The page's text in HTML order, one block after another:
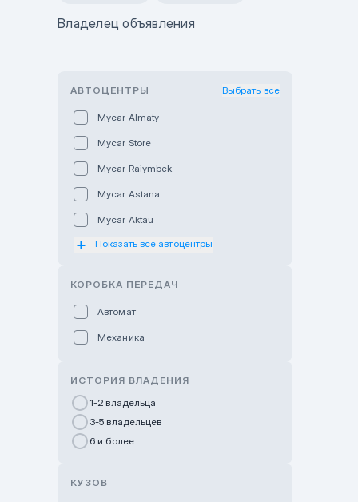
Владелец объявления
АВТОЦЕНТРЫ Выбрать все
Mycar Almaty
Mycar Store
Mycar Raiymbek
Mycar Astana
Mycar Aktau
Mycar Uralsk
GWM Nurly Zhol
Chery Astana
Показать все автоцентры
КОРОБКА ПЕРЕДАЧ
Автомат
Механика
ИСТОРИЯ ВЛАДЕНИЯ
1-2 владельца
3-5 владельцев
6 и более
КУЗОВ